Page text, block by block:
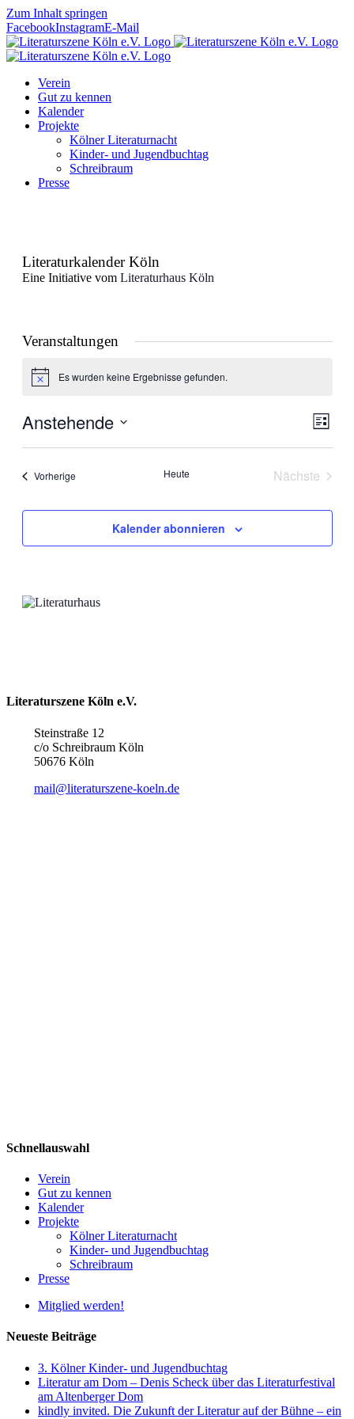
Zum Inhalt springen
FacebookInstagramE-Mail
Verein
Gut zu kennen
Kalender
Projekte
Kölner Literaturnacht
Kinder- und Jugendbuchtag
Schreibraum
Presse
Literaturkalender Köln
Eine Initiative vom Literaturhaus Köln
Veranstaltungen
HinweisEs wurden keine Ergebnisse gefunden.
Liste
Anstehende
VorherigeVeranstaltungen Heute
Nächste
Kalender abonnieren
Literaturszene Köln e.V.
Steinstraße 12
c/o Schreibraum Köln
50676 Köln
mail@literaturszene-koeln.de
Schnellauswahl
Verein
Gut zu kennen
Kalender
Projekte
Kölner Literaturnacht
Kinder- und Jugendbuchtag
Schreibraum
Presse
Mitglied werden!
Neueste Beiträge
3. Kölner Kinder- und Jugendbuchtag
Literatur am Dom – Denis Scheck über das Literaturfestival
am Altenberger Dom
kindly invited. Die Zukunft der Literatur auf der Bühne – ein